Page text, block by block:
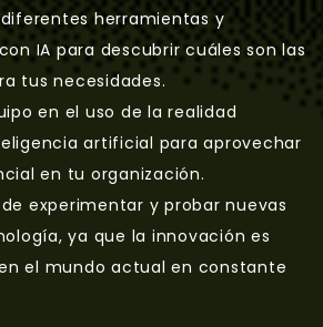
herramientas y
IA para descubrir cuáles son las
tus necesidades.
en el uso de la realidad
artificial para aprovechar
en tu organización.
experimentar y probar nuevas
ya que la innovación es
el mundo actual en constante